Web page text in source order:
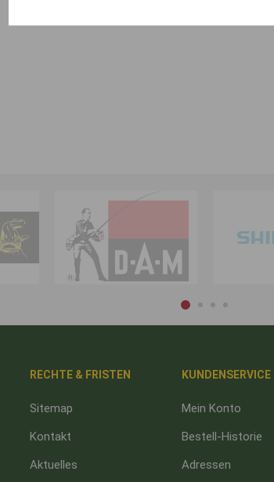
RECHTE & FRISTEN
Sitemap
Kontakt
Aktuelles
KUNDENSERVICE
Mein Konto
Bestell-Historie
Adressen